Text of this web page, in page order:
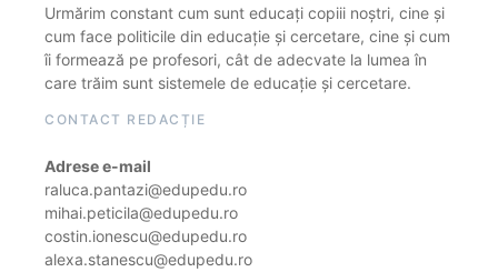
Urmărim constant cum sunt educați copiii noștri, cine și
cum face politicile din educație și cercetare, cine și cum
îi formează pe profesori, cât de adecvate la lumea în
care trăim sunt sistemele de educație și cercetare.
CONTACT REDACȚIE
Adrese e-mail
raluca.pantazi@edupedu.ro
mihai.peticila@edupedu.ro
costin.ionescu@edupedu.ro
alexa.stanescu@edupedu.ro